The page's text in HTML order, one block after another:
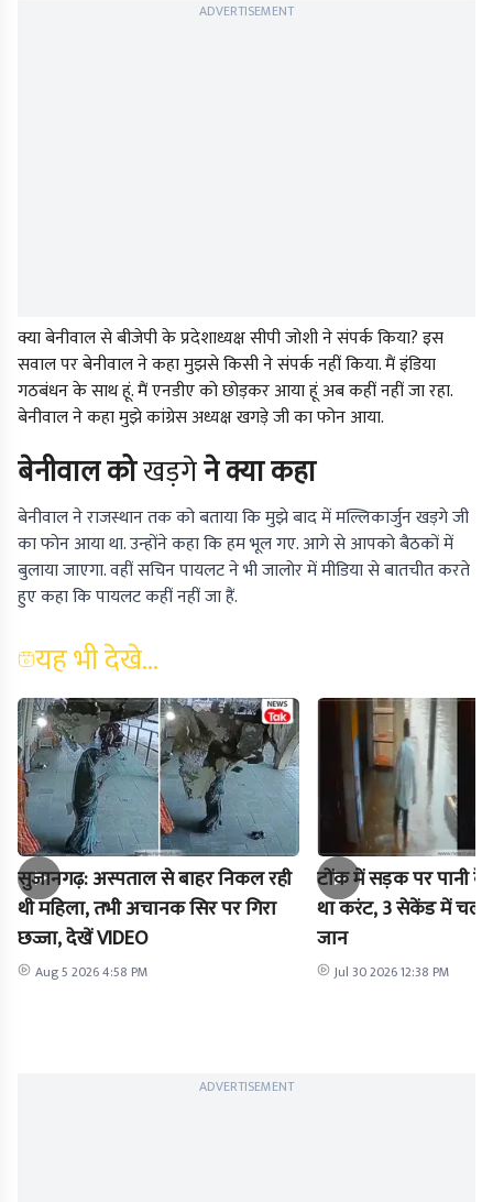
ADVERTISEMENT
क्या बेनीवाल से बीजेपी के प्रदेशाध्यक्ष सीपी जोशी ने संपर्क किया? इस
सवाल पर बेनीवाल ने कहा मुझसे किसी ने संपर्क नहीं किया. मैं इंडिया
गठबंधन के साथ हूं. मैं एनडीए को छोड़कर आया हूं अब कहीं नहीं जा रहा.
बेनीवाल ने कहा मुझे कांग्रेस अध्यक्ष खगड़े जी का फोन आया.
बेनीवाल कोखड़गेने क्या कहा
बेनीवाल ने राजस्थान तक को बताया कि मुझे बाद में मल्लिकार्जुन खड़गे जी
का फोन आया था. उन्होंने कहा कि हम भूल गए. आगे से आपको बैठकों में
बुलाया जाएगा. वहीं सचिन पायलट ने भी जालोर में मीडिया से बातचीत करते
हुए कहा कि पायलट कहीं नहीं जा हैं.
यह भी देखे...
सुजानगढ़: अस्पताल से बाहर निकल रही
थी महिला, तभी अचानक सिर पर गिरा
छज्जा, देखें VIDEO
Aug 5 2026 4:58 PM
टोंक में सड़क पर पानी के
था करंट, 3 सेकेंड में
जान
Jul 30 2026 12:38 PM
ADVERTISEMENT